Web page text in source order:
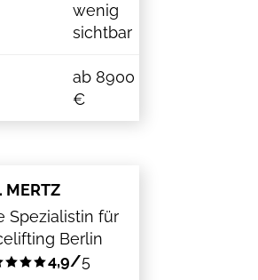
wenig
sichtbar
ab 8900
€
MERTZ
Spezialistin für
Berlin
4,9/5